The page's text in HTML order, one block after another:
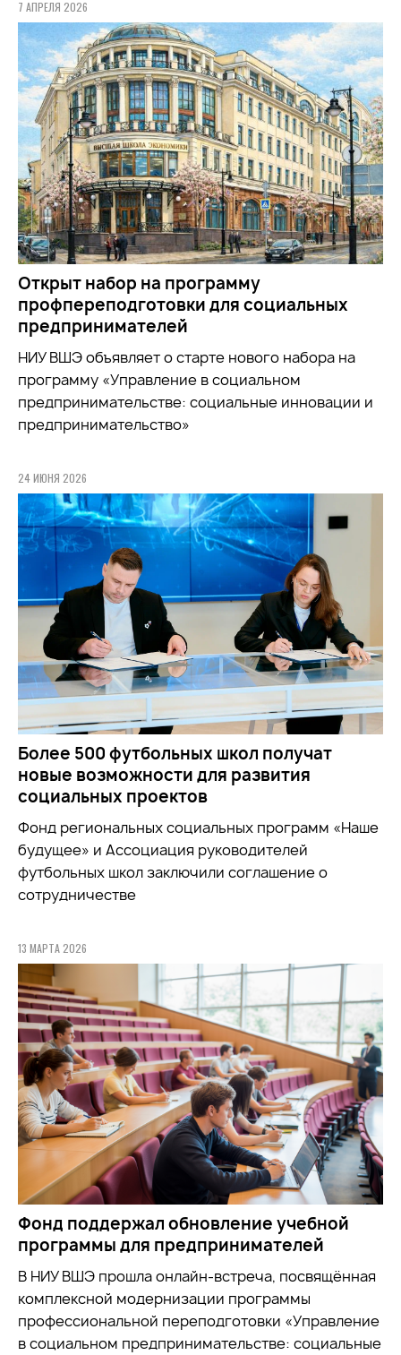
7 АПРЕЛЯ 2026
Открыт набор на программу
профпереподготовки для социальных
предпринимателей
НИУ ВШЭ объявляет о старте нового набора на
программу «Управление в социальном
предпринимательстве: социальные инновации и
предпринимательство»
24 ИЮНЯ 2026
Более 500 футбольных школ получат
новые возможности для развития
социальных проектов
Фонд региональных социальных программ «Наше
будущее» и Ассоциация руководителей
футбольных школ заключили соглашение о
сотрудничестве
13 МАРТА 2026
Фонд поддержал обновление учебной
программы для предпринимателей
В НИУ ВШЭ прошла онлайн-встреча, посвящённая
комплексной модернизации программы
профессиональной переподготовки «Управление
в социальном предпринимательстве: социальные